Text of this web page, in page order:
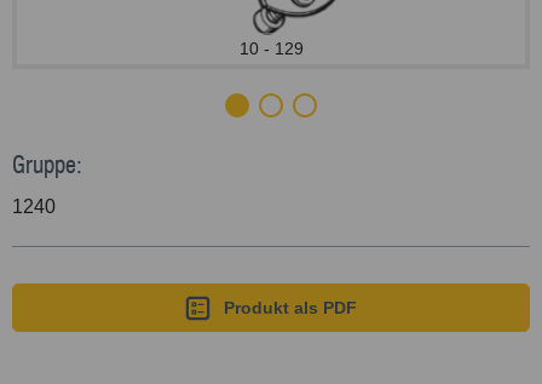
10 - 129
Gruppe:
1240
Produkt als PDF